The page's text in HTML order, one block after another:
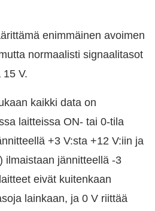
enimmäinen avoimen
normaalisti signaalitasot
15 V.
kaikki data on
laitteissa ON- tai 0-tila
+3 V:sta +12 V:iin ja
ilmaistaan jännitteellä -3
eivät kuitenkaan
lainkaan, ja 0 V riittää